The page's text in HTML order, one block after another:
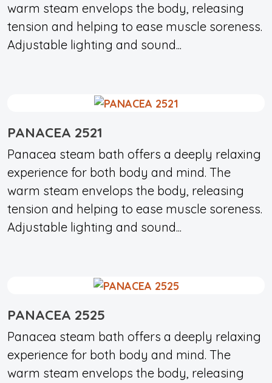
warm steam envelops the body, releasing
tension and helping to ease muscle soreness.
Adjustable lighting and sound...
PANACEA 2521
Panacea steam bath offers a deeply relaxing
experience for both body and mind. The
warm steam envelops the body, releasing
tension and helping to ease muscle soreness.
Adjustable lighting and sound...
PANACEA 2525
Panacea steam bath offers a deeply relaxing
experience for both body and mind. The
warm steam envelops the body, releasing